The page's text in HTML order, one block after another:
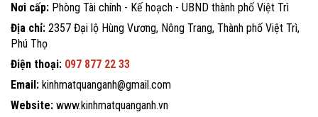
Nơi cấp: Phòng Tài chính - Kế hoạch - UBND thành phố Việt Trì
Địa chỉ: 2357 Đại lộ Hùng Vương, Nông Trang, Thành phố Việt Trì,
Phú Thọ
Điện thoại: 097 877 22 33
Email: kinhmatquanganh@gmail.com
Website: www.kinhmatquanganh.vn